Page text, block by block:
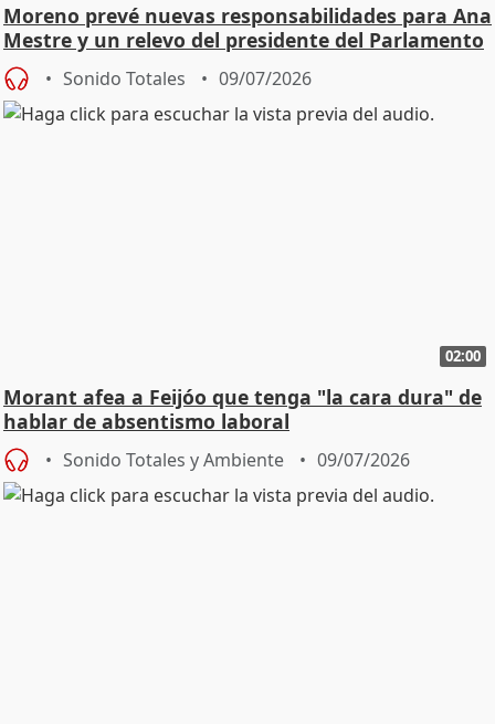
Moreno prevé nuevas responsabilidades para Ana
Mestre y un relevo del presidente del Parlamento
Sonido Totales 09/07/2026
02:00
Morant afea a Feijóo que tenga "la cara dura" de
hablar de absentismo laboral
Sonido Totales y Ambiente 09/07/2026